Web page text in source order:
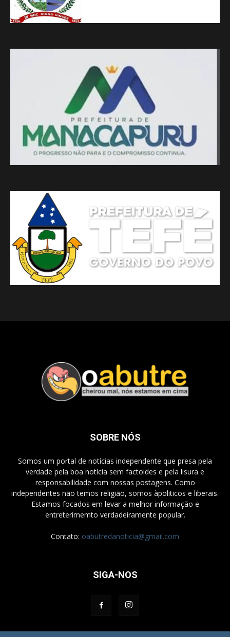
SOBRE NÓS
Somos um portal de notícias independente que presa pela
verdade pela boa notícia sem factoides e pela lisura e
responsabilidade com nossas postagens. Como
independentes não temos religião, somos àpoliticos e liberais.
Estamos focados em levar a melhor informação e
entreterimemto verdadeiramente popular.
Contato: oabutredanoticia@gmail.com
SIGA-NOS